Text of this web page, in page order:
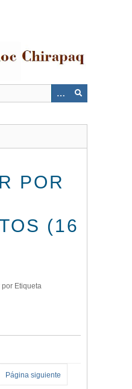
POR
(16
por Etiqueta
Página siguiente